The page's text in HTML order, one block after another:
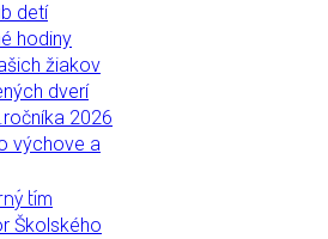
detí
hodiny
žiakov
dverí
2026
výchove a
tím
Školského